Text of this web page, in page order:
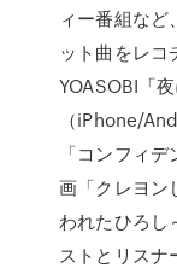
ィー番組など
ット曲をレコ
YOASOBI「
（iPhone/
「コンフィ
画「クレヨン
われたひろし
ストとリスナ